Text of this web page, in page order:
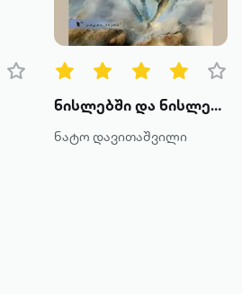
ნისლებში და ნისლებს მიღმა
ნატო დავითაშვილი